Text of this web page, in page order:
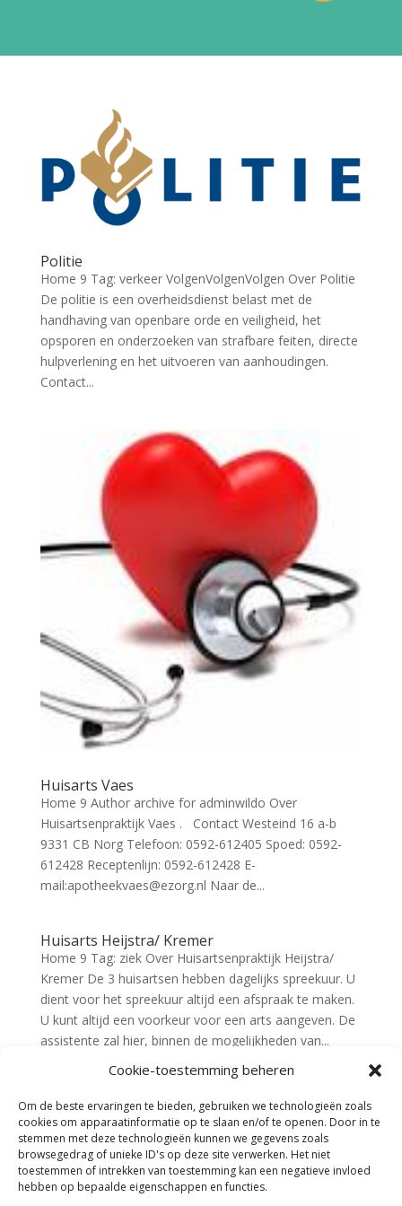
Cookie-toestemming beheren
Om de beste ervaringen te bieden, gebruiken we technologieën zoals
cookies om apparaatinformatie op te slaan en/of te openen. Door in te
stemmen met deze technologieën kunnen we gegevens zoals
browsegedrag of unieke ID's op deze site verwerken. Het niet
toestemmen of intrekken van toestemming kan een negatieve invloed
hebben op bepaalde eigenschappen en functies.
Politie
Home 9 Tag: verkeer VolgenVolgenVolgen Over Politie
De politie is een overheidsdienst belast met de
handhaving van openbare orde en veiligheid, het
opsporen en onderzoeken van strafbare feiten, directe
hulpverlening en het uitvoeren van aanhoudingen.
Contact...
Huisarts Vaes
Home 9 Author archive for adminwildo Over
Huisartsenpraktijk Vaes . Contact Westeind 16 a-b
9331 CB Norg Telefoon: 0592-612405 Spoed: 0592-
612428 Receptenlijn: 0592-612428 E-
mail:apotheekvaes@ezorg.nl Naar de...
Huisarts Heijstra/ Kremer
Home 9 Tag: ziek Over Huisartsenpraktijk Heijstra/
Kremer De 3 huisartsen hebben dagelijks spreekuur. U
dient voor het spreekuur altijd een afspraak te maken.
U kunt altijd een voorkeur voor een arts aangeven. De
assistente zal hier, binnen de mogelijkheden van...